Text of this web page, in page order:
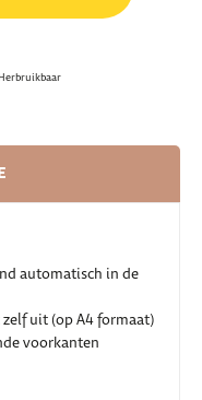
Herbruikbaar
automatisch in de
uit (op A4 formaat)
voorkanten